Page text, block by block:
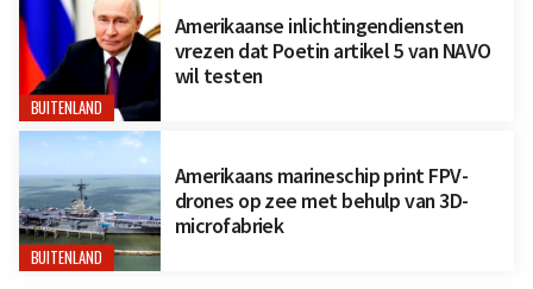
BUITENLAND
Amerikaanse inlichtingendiensten
vrezen dat Poetin artikel 5 van NAVO
wil testen
BUITENLAND
Amerikaans marineschip print FPV-
drones op zee met behulp van 3D-
microfabriek